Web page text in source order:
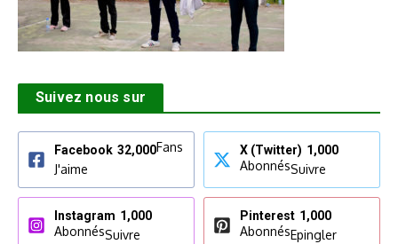
Suivez nous sur
Facebook 32,000Fans
J'aime
X (Twitter) 1,000
AbonnésSuivre
Instagram 1,000
AbonnésSuivre
Pinterest 1,000
AbonnésEpingler